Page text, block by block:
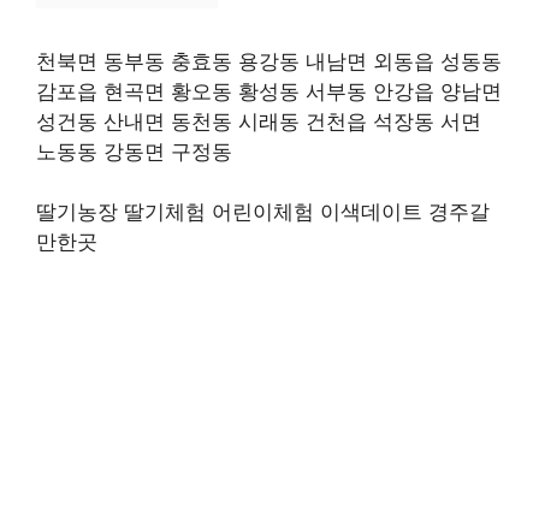
천북면 동부동 충효동 용강동 내남면 외동읍 성동동
감포읍 현곡면 황오동 황성동 서부동 안강읍 양남면
성건동 산내면 동천동 시래동 건천읍 석장동 서면
노동동 강동면 구정동
딸기농장 딸기체험 어린이체험 이색데이트 경주갈
만한곳